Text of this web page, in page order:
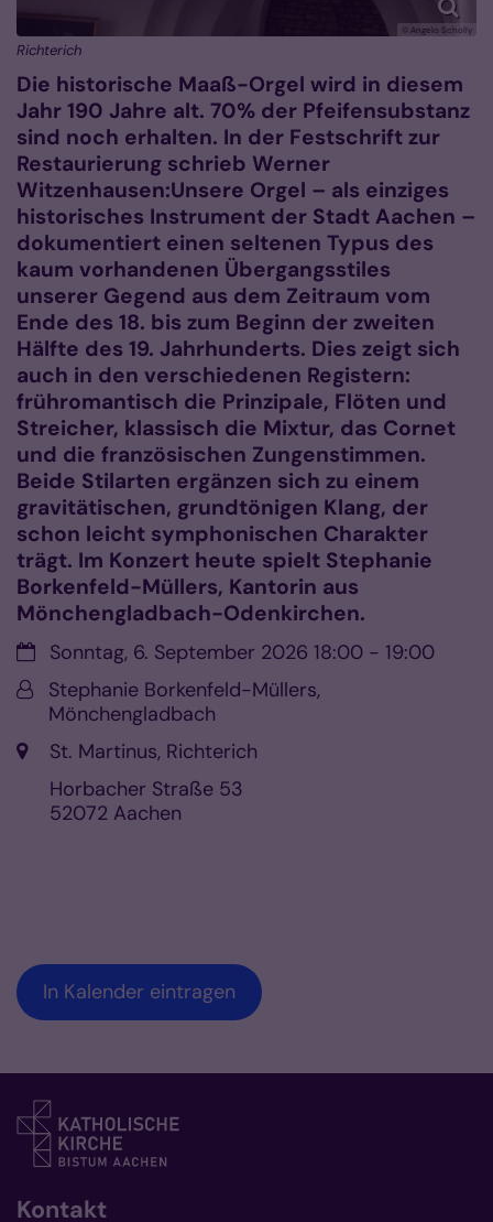
© Angelo Scholly
Richterich
Die historische Maaß-Orgel wird in diesem
Jahr 190 Jahre alt. 70% der Pfeifensubstanz
sind noch erhalten. In der Festschrift zur
Restaurierung schrieb Werner
Witzenhausen:Unsere Orgel – als einziges
historisches Instrument der Stadt Aachen –
dokumentiert einen seltenen Typus des
kaum vorhandenen Übergangsstiles
unserer Gegend aus dem Zeitraum vom
Ende des 18. bis zum Beginn der zweiten
Hälfte des 19. Jahrhunderts. Dies zeigt sich
auch in den verschiedenen Registern:
frühromantisch die Prinzipale, Flöten und
Streicher, klassisch die Mixtur, das Cornet
und die französischen Zungenstimmen.
Beide Stilarten ergänzen sich zu einem
gravitätischen, grundtönigen Klang, der
schon leicht symphonischen Charakter
trägt. Im Konzert heute spielt Stephanie
Borkenfeld-Müllers, Kantorin aus
Mönchengladbach-Odenkirchen.
Datum:Sonntag, 6. September 2026 18:00 - 19:00
Von:Stephanie Borkenfeld-Müllers,
Mönchengladbach
Ort: St. Martinus, Richterich
Horbacher Straße 53
52072 Aachen
In Kalender eintragen
Kontakt